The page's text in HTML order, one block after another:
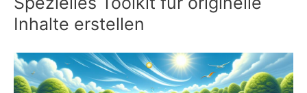
Inhalte erstellen